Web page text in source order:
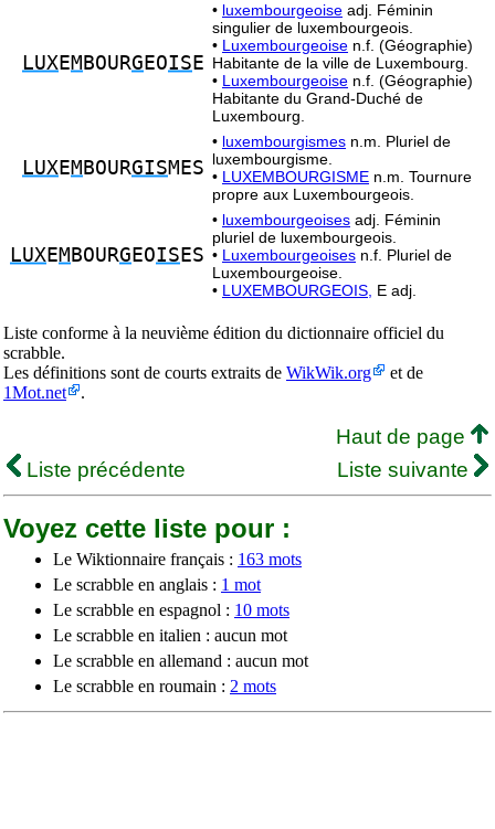
LUXEM BOURG EOIS E
• luxembourgeoise adj. Féminin
singulier de luxembourgeois.
• Luxembourgeoise n.f. (Géographie)
Habitante de la ville de Luxembourg.
• Luxembourgeoise n.f. (Géographie)
Habitante du Grand-Duché de
Luxembourg.
LUXEM BOURGISMES
• luxembourgismes n.m. Pluriel de
luxembourgisme.
• LUXEMBOURGISME n.m. Tournure
propre aux Luxembourgeois.
LUXEM BOURG EOIS ES
• luxembourgeoises adj. Féminin
pluriel de luxembourgeois.
• Luxembourgeoises n.f. Pluriel de
Luxembourgeoise.
• LUXEMBOURGEOIS, E adj.
Liste conforme à la neuvième édition du dictionnaire officiel du
scrabble.
Les définitions sont de courts extraits de WikWik.org
et de
1Mot.net
.
Haut de page
Liste précédente
Liste suivante
Voyez cette liste pour :
Le Wiktionnaire français : 163 mots
Le scrabble en anglais : 1 mot
Le scrabble en espagnol : 10 mots
Le scrabble en italien : aucun mot
Le scrabble en allemand : aucun mot
Le scrabble en roumain : 2 mots